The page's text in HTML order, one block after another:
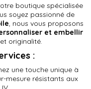
boutique spécialisée
soyez passionné de
, nous vous proposons
et embellir
originalité.
:
une touche unique à
mesure résistants aux